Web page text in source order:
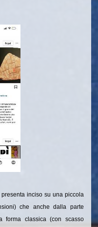
inciso su una piccola
che anche dalla parte
forma classica (con scasso